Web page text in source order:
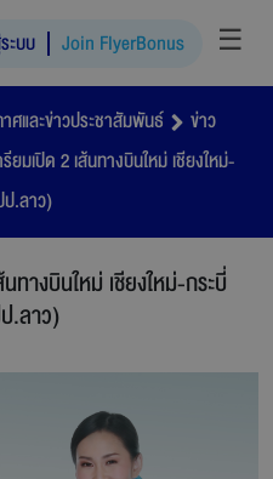
ะบบ Join FlyerBonus ☰
ศและข่าวประชาสัมพันธ์
ข่าว
ยมเปิด 2 เส้นทางบินใหม่ เชียงใหม่-
ป.ลาว)
ทางบินใหม่ เชียงใหม่-กระบี่
.ลาว)